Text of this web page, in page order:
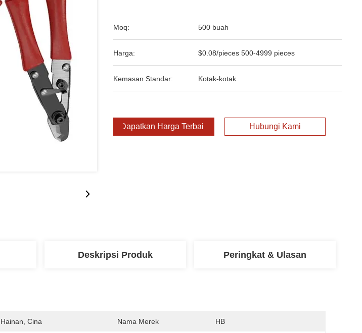
Moq: 500 buah
Harga: $0.08/pieces 500-4999 pieces
Kemasan Standar: Kotak-kotak
Dapatkan Harga Terbaik Hubungi Kami
Deskripsi Produk Peringkat & Ulasan
Hainan, Cina Nama Merek HB